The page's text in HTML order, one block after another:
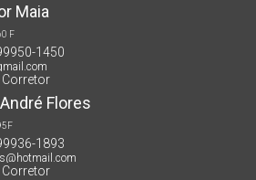
Maia
F
1450
Flores
1893